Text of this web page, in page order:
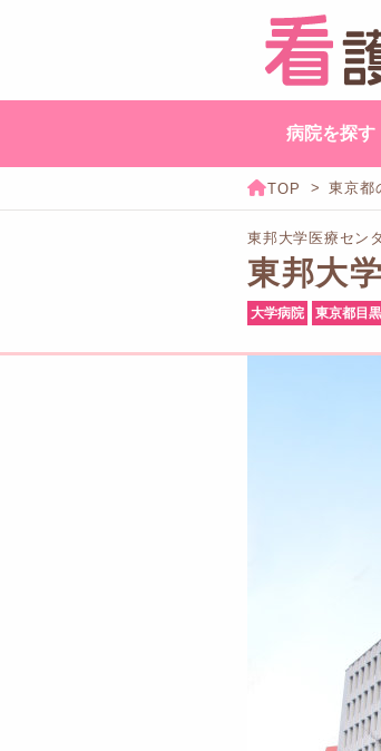
病院を探す
東京都
東邦大学医療セン
東邦大
大学病院 東京都目